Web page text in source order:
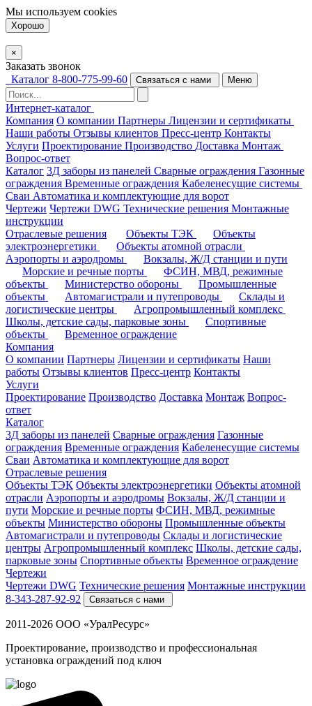
Мы используем cookies
Хорошо
×
Заказать звонок
Каталог 8-800-775-99-60 Связаться с нами Меню
Интернет-каталог
Компания О компании Партнеры Лицензии и сертификаты
Наши работы Отзывы клиентов Пресс-центр Контакты
Услуги Проектирование Производство Доставка Монтаж
Вопрос-ответ
Каталог 3Д заборы из панелей Сварные ограждения Газонные
ограждения Временные ограждения Кабеленесущие системы
Cваи Автоматика и комплектующие для ворот
Чертежи Чертежи DWG Технические решения Монтажные
инструкции
Отраслевые решения
Объекты ТЭК
Объекты
электроэнергетики
Объекты атомной отрасли
Аэропорты и аэродромы
Вокзалы, Ж/Д станции и пути
Морские и речные порты
ФСИН, МВД, режимные
объекты
Министерство обороны
Промышленные
объекты
Автомагистрали и путепроводы
Склады и
логистические центры
Агропромышленный комплекс
Школы, детские сады, парковые зоны
Спортивные
объекты
Временное ограждение
Компания
О компании Партнеры Лицензии и сертификаты Наши
работы Отзывы клиентов Пресс-центр Контакты
Услуги
Проектирование Производство Доставка Монтаж Вопрос-
ответ
Каталог
3Д заборы из панелей Сварные ограждения Газонные
ограждения Временные ограждения Кабеленесущие системы
Cваи Автоматика и комплектующие для ворот
Отраслевые решения
Объекты ТЭК Объекты электроэнергетики Объекты атомной
отрасли Аэропорты и аэродромы Вокзалы, Ж/Д станции и
пути Морские и речные порты ФСИН, МВД, режимные
объекты Министерство обороны Промышленные объекты
Автомагистрали и путепроводы Склады и логистические
центры Агропромышленный комплекс Школы, детские сады,
парковые зоны Спортивные объекты Временное ограждение
Чертежи
Чертежи DWG Технические решения Монтажные инструкции
8-343-287-92-92
Связаться с нами
2011-2026 ООО «УралРесурс»
Проектирование, производство и профессиональная
установка ограждений под ключ